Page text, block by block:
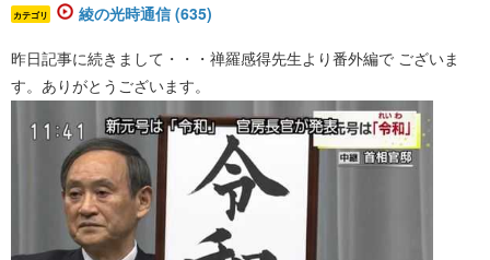
カテゴリ 綾の光時通信 (635)
​昨日記事に続きまして・・・禅羅感得先生より番外編で ございま
す。ありがとうございます。